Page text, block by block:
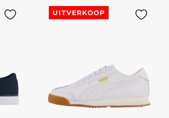
UITVERKOOP